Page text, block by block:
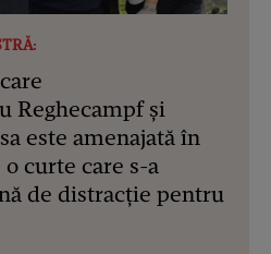
Reghecampf și
este amenajată în
curte care s-a
de distracție pentru